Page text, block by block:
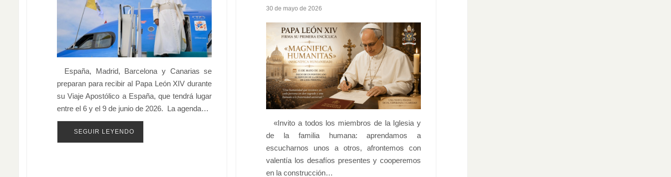
España, Madrid, Barcelona y Canarias se
preparan para recibir al Papa León XIV durante
su Viaje Apostólico a España, que tendrá lugar
entre el 6 y el 9 de junio de 2026. La agenda…
SEGUIR LEYENDO
30 de mayo de 2026
«Invito a todos los miembros de la Iglesia y
de la familia humana: aprendamos a
escucharnos unos a otros, afrontemos con
valentía los desafíos presentes y cooperemos
en la construcción…